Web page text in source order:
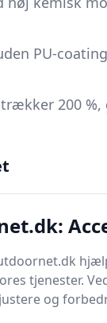
PU-
200 %,
MVTR≈75
under
tjenester.
og